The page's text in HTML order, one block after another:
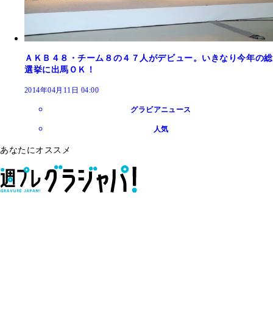
ＡＫＢ４８・チーム８の４７人がデビュー。いきなり今年の総
選挙に出馬ＯＫ！
2014年04月11日 04:00
グラビアニュース
人気
あなたにオススメ